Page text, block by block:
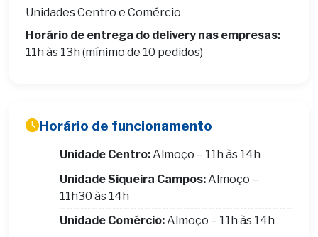
Unidades Centro e Comércio
Horário de entrega do delivery nas empresas:
11h às 13h (mínimo de 10 pedidos)
Horário de funcionamento
Unidade Centro:Almoço – 11h às 14h
Unidade Siqueira Campos: Almoço –
11h30 às 14h
Unidade Comércio:Almoço – 11h às 14h